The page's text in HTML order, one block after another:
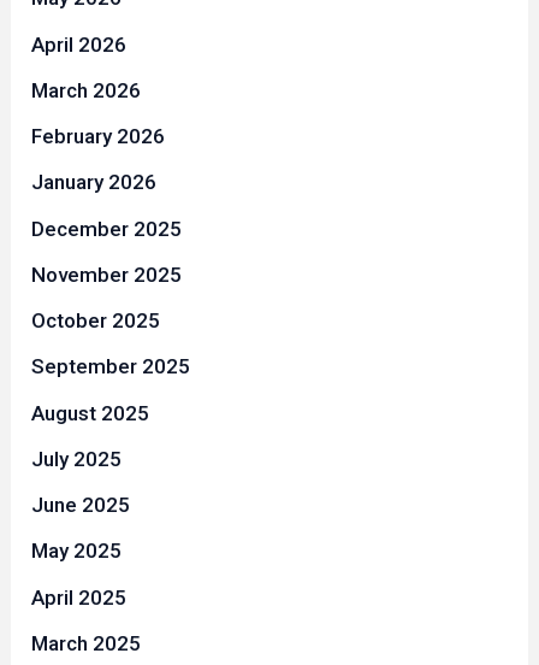
April 2026
March 2026
February 2026
January 2026
December 2025
November 2025
October 2025
September 2025
August 2025
July 2025
June 2025
May 2025
April 2025
March 2025